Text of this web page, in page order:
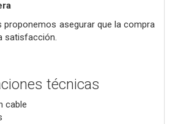
proponemos asegurar que la compra
satisfacción.
técnicas
cable